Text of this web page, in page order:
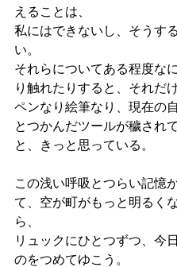
えることは、
私にはできないし、そうす
い。
それらについてある程度な
り触れたりすると、それだ
ペンなり絵筆なり、現在の
とつかんだツールが穢され
と、きっと思っている。
この浅い呼吸とつらい記憶
て、空が町がもっと明るく
ら、
リュックにひとつずつ、今
のをつめてゆこう。